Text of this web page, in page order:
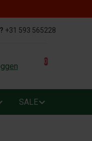
+31 593 565228
0
SALE